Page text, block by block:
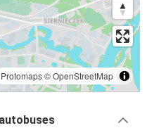
Protomaps©OpenStreetMap